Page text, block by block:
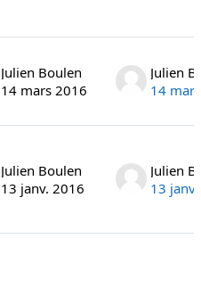
Julien Boulen
14 mars 2016
Julien
14
Julien Boulen
13 janv. 2016
Julien
13